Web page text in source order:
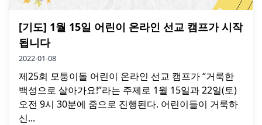
[기도] 1월 15일 어린이 온라인 선교 캠프가 시작
됩니다
2022-01-08
제25회 모퉁이돌 어린이 온라인 선교 캠프가 “거룩한
백성으로 살아가요!”라는 주제로 1월 15일과 22일(토)
오전 9시 30분에 줌으로 진행된다. 어린이들이 거룩하
신...